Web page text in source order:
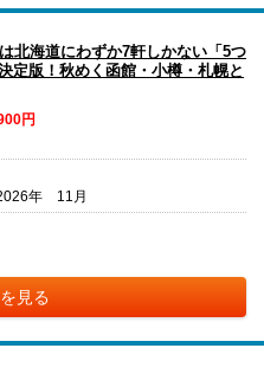
北海道にわずか7軒しかない「5つ
版！秋めく函館・小樽・札幌と
円
年 11月
見る